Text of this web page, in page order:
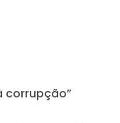
corrupção”